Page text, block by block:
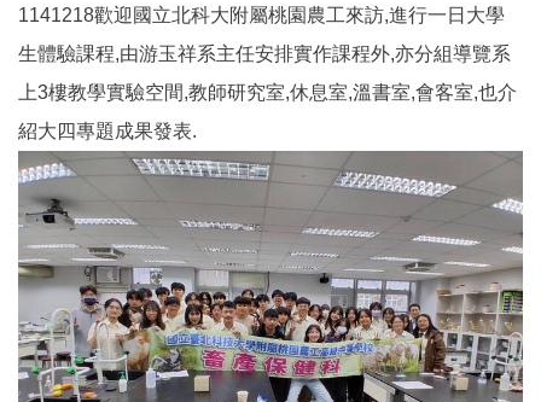
1141218歡迎國立北科大附屬桃園農工來訪,進行一日大學
生體驗課程,由游玉祥系主任安排實作課程外,亦分組導覽系
上3樓教學實驗空間,教師研究室,休息室,溫書室,會客室,也介
紹大四專題成果發表.